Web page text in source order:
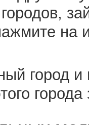
городов,
на
город
города